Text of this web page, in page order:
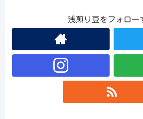
浅煎り豆をフォロー